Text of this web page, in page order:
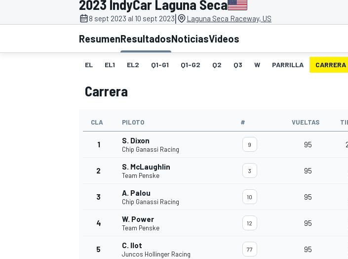
FÓRMULA E MOTO
2023 IndyCar Laguna Seca
8 sept 2023 al 10 sept 2023| Laguna Seca Raceway, US
ResumenResultadosNoticiasVideos
EL EL1 EL2 Q1-G1 Q1-G2 Q2 Q3 W PARRILLA CARRERA
Carrera
CLA PILOTO # VUELTAS
1 S. Dixon
Chip Ganassi Racing
9 95
2 S. McLaughlin
Team Penske
3 95
3 A. Palou
Chip Ganassi Racing
10 95
4 W. Power
Team Penske
12 95
5 C. Ilot
Juncos Hollinger Racing
77 95